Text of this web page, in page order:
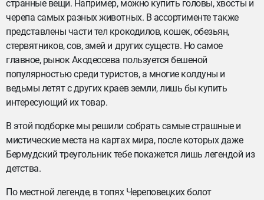
странные вещи. Например, можно купить головы, хвосты и
черепа самых разных животных. В ассортименте также
представлены части тел крокодилов, кошек, обезьян,
стервятников, сов, змей и других существ. Но самое
главное, рынок Акодессева пользуется бешеной
популярностью среди туристов, а многие колдуны и
ведьмы летят с других краев земли, лишь бы купить
интересующий их товар.
В этой подборке мы решили собрать самые страшные и
мистические места на картах мира, после которых даже
Бермудский треугольник тебе покажется лишь легендой из
детства.
По местной легенде, в топях Череповецких болот